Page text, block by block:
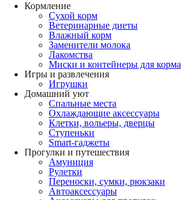
Кормление
Сухой корм
Ветеринарные диеты
Влажный корм
Заменители молока
Лакомства
Миски и контейнеры для корма
Игры и развлечения
Игрушки
Домашний уют
Спальные места
Охлаждающие аксессуары
Клетки, вольеры, дверцы
Ступеньки
Smart-гаджеты
Прогулки и путешествия
Амуниция
Рулетки
Переноски, сумки, рюкзаки
Автоаксессуары